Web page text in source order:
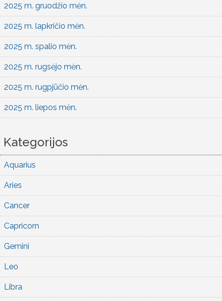
2025 m. gruodžio mėn.
2025 m. lapkričio mėn.
2025 m. spalio mėn.
2025 m. rugsėjo mėn.
2025 m. rugpjūčio mėn.
2025 m. liepos mėn.
Kategorijos
Aquarius
Aries
Cancer
Capricorn
Gemini
Leo
Libra